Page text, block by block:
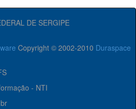
DE SERGIPE
Copyright © 2002-2010 Duraspace
- NTI